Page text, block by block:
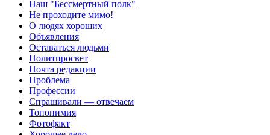
Наш "Бессмертный полк"
Не проходите мимо!
О людях хороших
Объявления
Оставаться людьми
Политпросвет
Почта редакции
Проблема
Профессии
Спрашивали — отвечаем
Топонимия
Фотофакт